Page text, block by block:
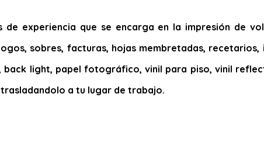
de experiencia que se encarga en la impresión de
sobres, facturas, hojas membretadas,
back light, papel fotográfico, vinil para piso, vinil
a tu lugar de trabajo.